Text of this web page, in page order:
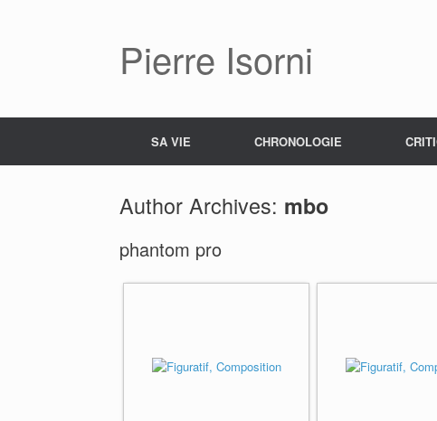
Pierre Isorni
SA VIE CHRONOLOGIE
Author Archives: mbo
phantom pro